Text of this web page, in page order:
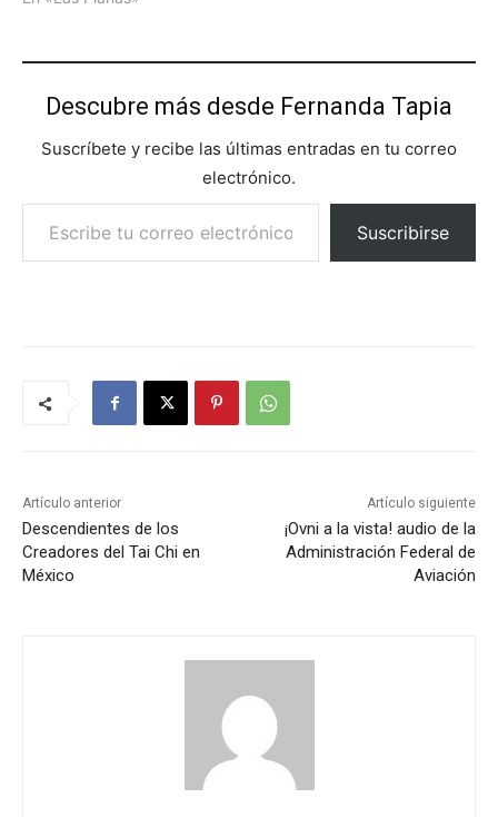
Descubre más desde Fernanda Tapia
Suscríbete y recibe las últimas entradas en tu correo
electrónico.
Escribe tu correo electrónico…
Suscribirse
Artículo anterior
Descendientes de los
Creadores del Tai Chi en
México
Artículo siguiente
¡Ovni a la vista! audio de la
Administración Federal de
Aviación